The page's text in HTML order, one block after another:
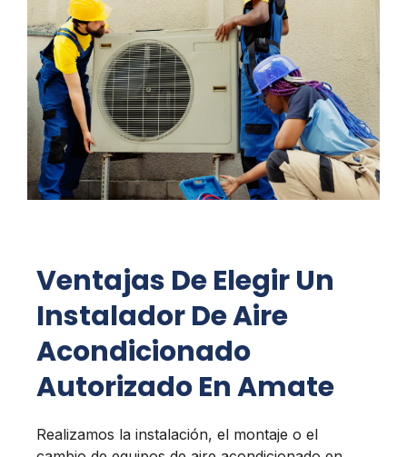
Ventajas De Elegir Un
Instalador De Aire
Acondicionado
Autorizado En Amate
Realizamos la instalación, el montaje o el